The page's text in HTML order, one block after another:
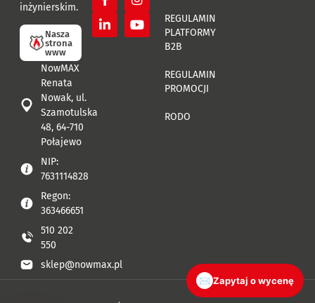
inżynierskim.
Nasza
strona
www
NowMAX
Renata
Nowak, ul.
Szamotulska
48, 64-710
Połajewo
NIP:
7631114828
Regon:
363466651
510 202
550
sklep@nowmax.pl
REGULAMIN
PLATFORMY
B2B
REGULAMIN
PROMOCJI
RODO
✉ Zapytaj o wycenę